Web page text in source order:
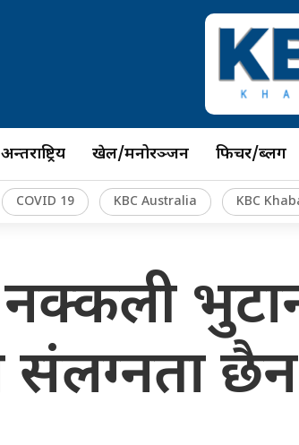
अन्तर्राष्ट्रिय खेल/मनोरञ्जन फिचर/ब्लग
COVID 19 KBC Australia KBC
संलग्नता